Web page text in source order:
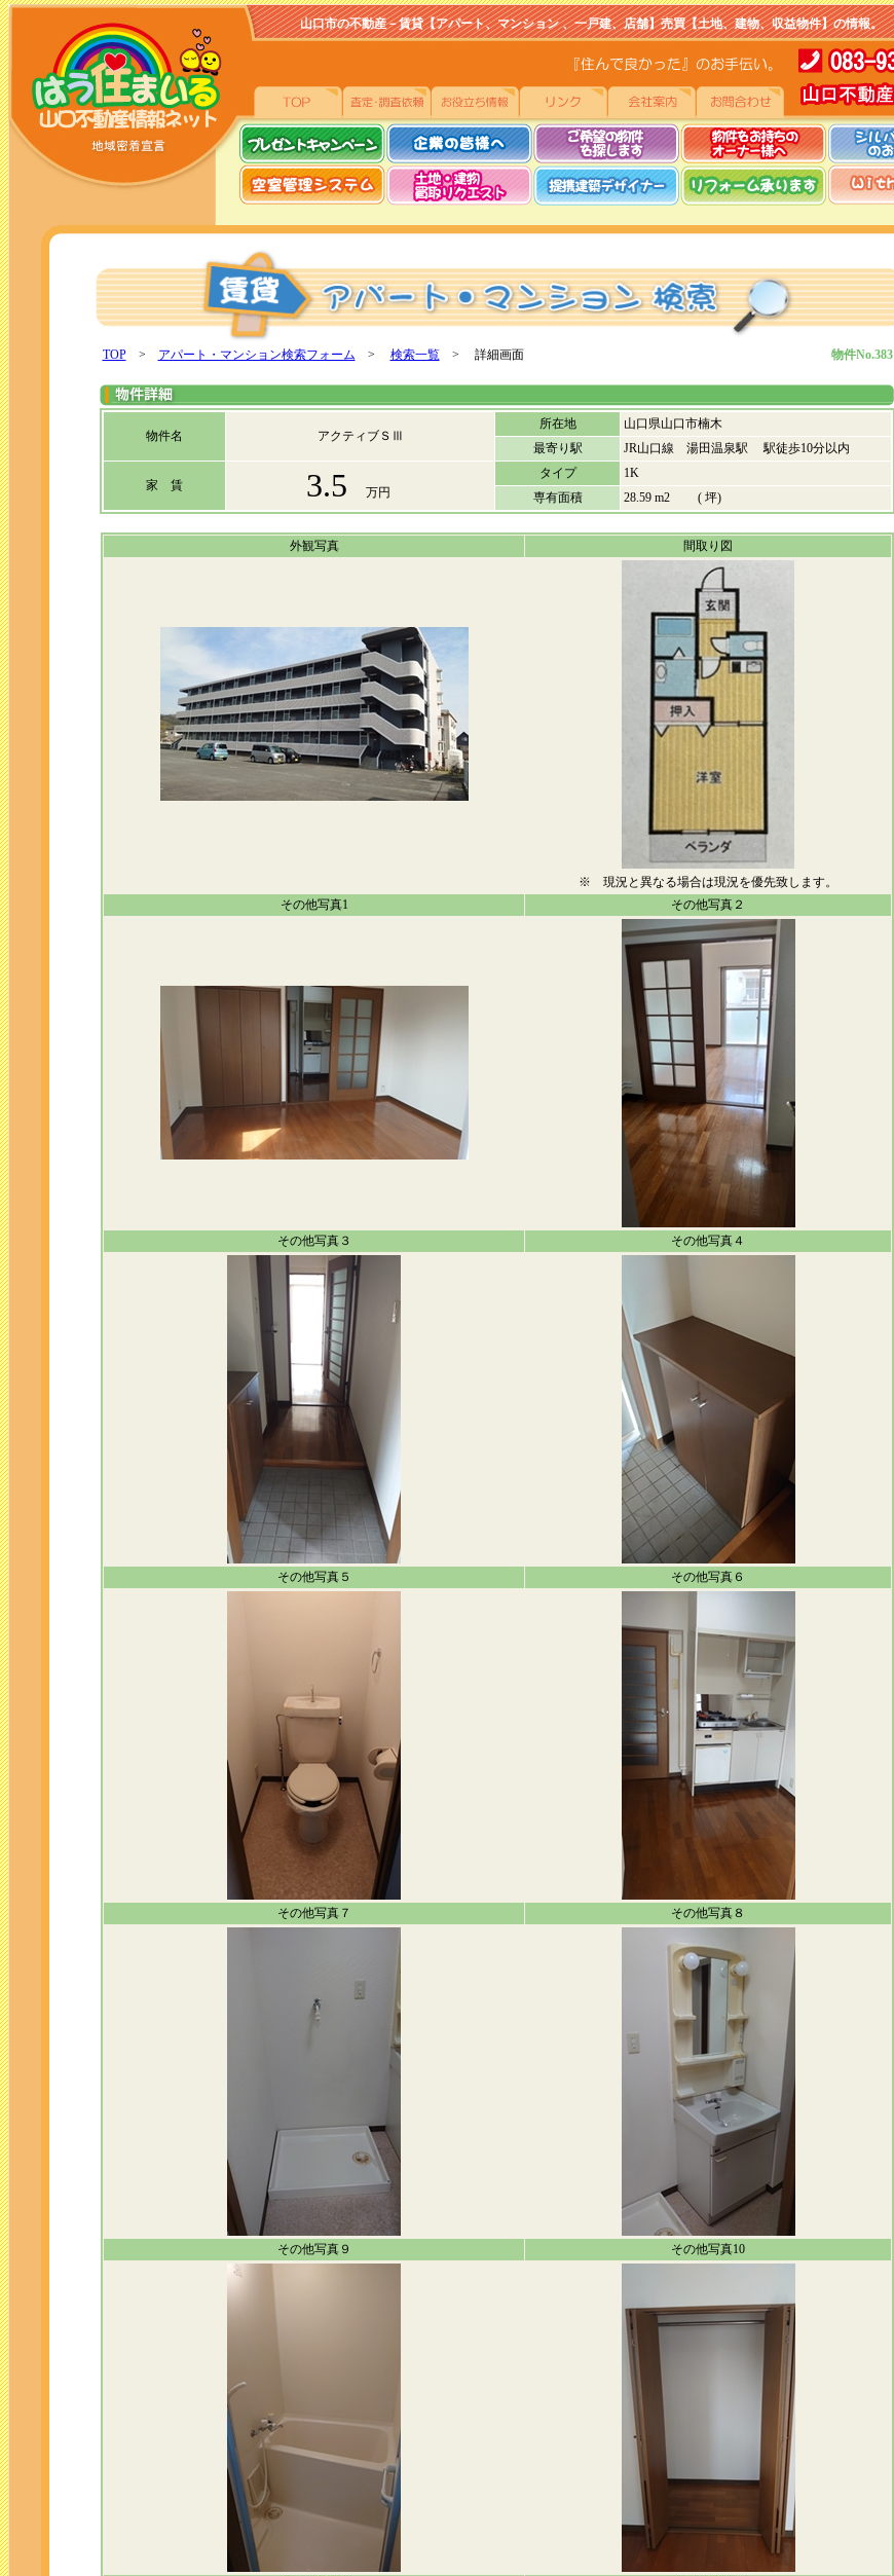
山口市の不動産－賃貸【アパート、マンション 、一戸建、店舗】売買【土地、建物、収益物件】の情報。
TOP> アパート・マンション検索フォーム > 検索一覧> 詳細画面 物件No.383
物件名 アクティブＳⅢ
所在地
山口県山口市楠木
最寄り駅
JR山口線 湯田温泉駅 駅徒歩10分以内
家 賃 3.5 万円
タイプ
1K
専有面積
28.59 m2 ( 坪)
外観写真 間取り図
※ 現況と異なる場合は現況を優先致します。
その他写真1
その他写真２
その他写真３ その他写真４
その他写真５ その他写真６
その他写真７ その他写真８
その他写真９ その他写真10